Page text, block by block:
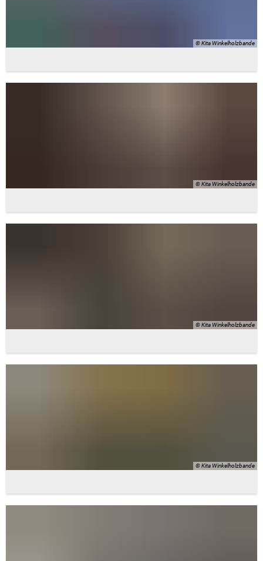
© Kita Winkelholzbande
© Kita Winkelholzbande
© Kita Winkelholzbande
© Kita Winkelholzbande